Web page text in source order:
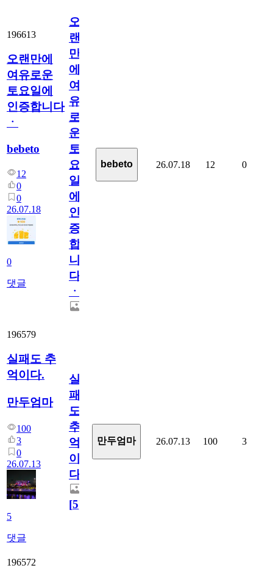
196613
오랜만에
여유로운
토요일에
인증합니다
ㆍ
bebeto
12
0
0
26.07.18
0
댓글
오
랜
만
에
여
유
로
운
토
요
일
에
인
증
합
니
다
ㆍ
bebeto 26.07.18 12 0
196579
실패도 추
억이다.
만두엄마
100
3
0
26.07.13
5
댓글
실
패
도
추
억
이
다.
[5]
만두엄마 26.07.13 100 3
196572